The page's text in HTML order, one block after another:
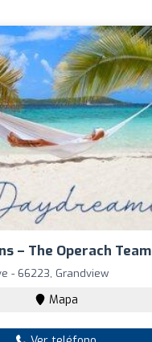
– The Operach Team
- 66223, Grandview
Mapa